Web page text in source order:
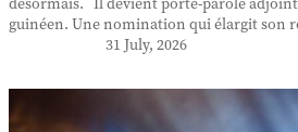
désormais. Il devient porte-parole
guinéen. Une nomination qui élargit son
31 July, 2026